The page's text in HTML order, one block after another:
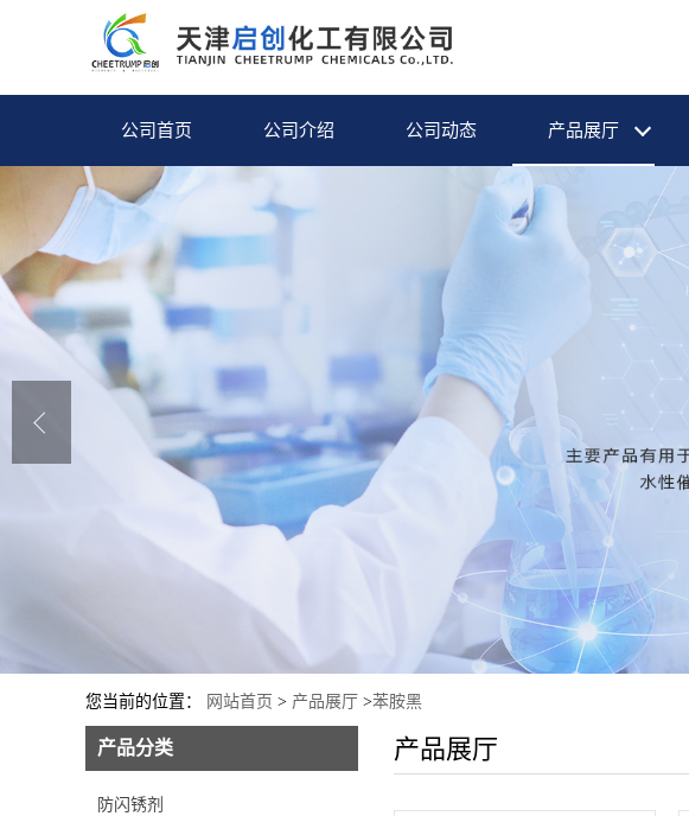
公司首页 公司介绍 公司动态 产品展厅
您当前的位置： 网站首页 > 产品展厅 >苯胺黑
产品分类
防闪锈剂
产品展厅